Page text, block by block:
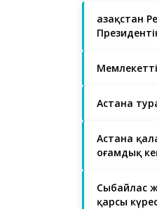
Қазақстан
Астана
Астана
Қоғамдық
Сыбайлас
қарсы